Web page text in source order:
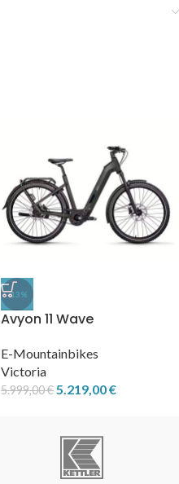
-13%
Avyon 11 Wave
E-Mountainbikes
Victoria
5.999,00€5.219,00€